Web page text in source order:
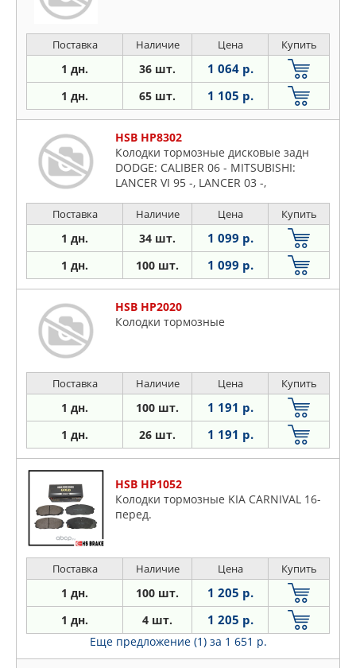
Поставка Наличие Цена Купить
1 дн. 36 шт. 1 064 р.
1 дн. 65 шт. 1 105 р.
HSB HP8302
Колодки тормозные дисковые задн
DODGE: CALIBER 06 - MITSUBISHI:
LANCER VI 95 -, LANCER 03 -,
Поставка Наличие Цена Купить
1 дн. 34 шт. 1 099 р.
1 дн. 100 шт. 1 099 р.
HSB HP2020
Колодки тормозные
Поставка Наличие Цена Купить
1 дн. 100 шт. 1 191 р.
1 дн. 26 шт. 1 191 р.
HSB HP1052
Колодки тормозные KIA CARNIVAL 16-
перед.
Поставка Наличие Цена Купить
1 дн. 100 шт. 1 205 р.
1 дн. 4 шт. 1 205 р.
Еще предложение (1) за 1 651 р.